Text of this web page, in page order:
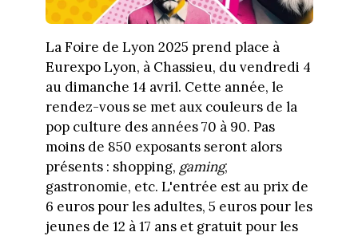
La Foire de Lyon 2025 prend place à
Eurexpo Lyon, à Chassieu, du vendredi 4
au dimanche 14 avril. Cette année, le
rendez-vous se met aux couleurs de la
pop culture des années 70 à 90. Pas
moins de 850 exposants seront alors
présents : shopping, gaming,
gastronomie, etc. L'entrée est au prix de
6 euros pour les adultes, 5 euros pour les
jeunes de 12 à 17 ans et gratuit pour les